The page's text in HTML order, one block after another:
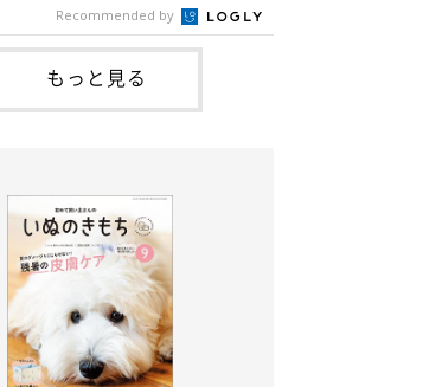
稿した写真には、ケージの隅で不安そうな
表情を浮かべるシルビアちゃんの姿が写っ
ていました。こちらは、保護犬だったシル
ついて伺うと、飼い主さんはこう教えてく
れました。飼い主さん： 「ある休日のこ
とです。私がソファに座った途端にひざの
上にのってきたので、そのままなでながら
テレビを見ていたのですが、微動だにしな
いので気になって見てみると、腕にしがみ
Recommended by
もっと見る